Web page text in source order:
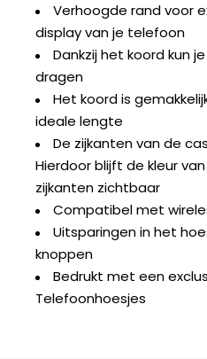
Verhoogde rand voor
display van je telefoon
Dankzij het koord kun
dragen
Het koord is
ideale lengte
De zijkanten van de
Hierdoor blijft de kleur
zijkanten zichtbaar
Compatibel met
Uitsparingen in het
knoppen
Bedrukt met een
Telefoonhoesjes